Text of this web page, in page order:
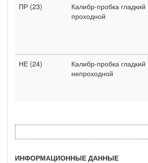
ПР (23)
Калибр-пробка гладкий
проходной
НЕ (24)
Калибр-пробка гладкий
непроходной
ИНФОРМАЦИОННЫЕ ДАННЫЕ